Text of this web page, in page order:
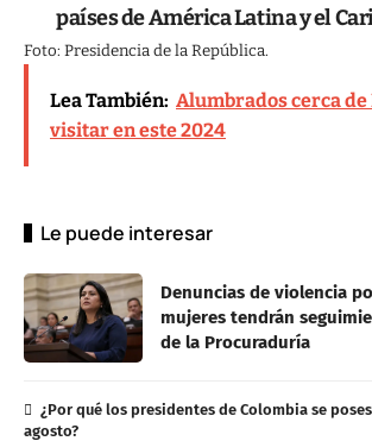
países de América Latina y el
Foto: Presidencia de la República.
Lea También: Alumbrados cerca de
visitar en este 2024
Le puede interesar
Denuncias de violencia
mujeres tendrán
de la Procuraduría
¿Por qué los presidentes de Colombia se
agosto?